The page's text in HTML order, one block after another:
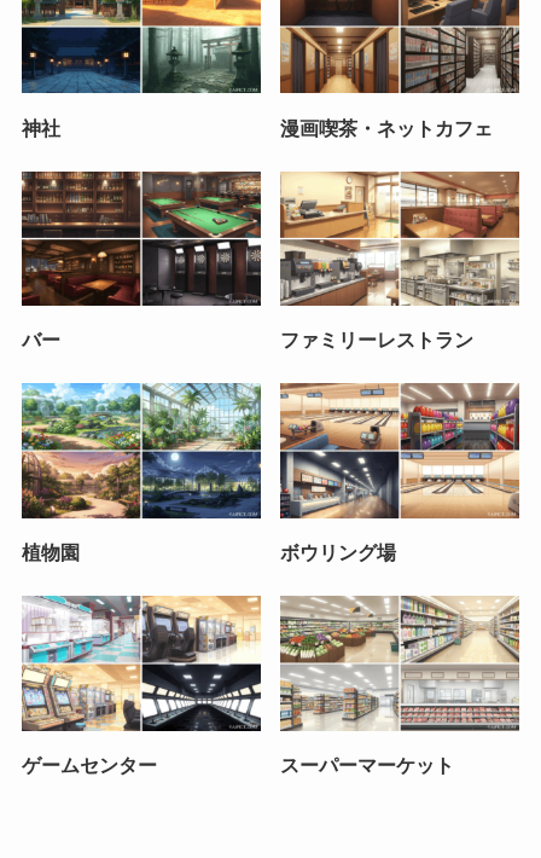
神社 漫画喫茶・ネットカフェ
バー ファミリーレストラン
植物園 ボウリング場
ゲームセンター スーパーマーケット